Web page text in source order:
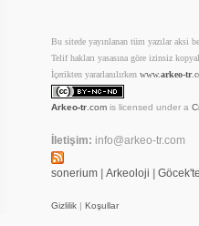
Bu sitede yayınlanan tüm yazılar aksi
Telif hakları yasasına göre izinsiz
İçerikten yararlanılırken www.arkeo-tr
Arkeo-tr.comis licensed under a
İletişim: info@arkeo-tr.com
sonerium Arkeoloji
Gizlilik| Koşullar